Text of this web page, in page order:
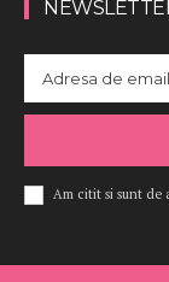
Am citit si sunt de